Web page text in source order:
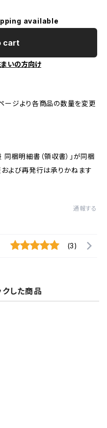
available
cart
いの方向け
ージより各商品の数量を変更
梱明細書（領収書）」が同梱
および再発行は承りかねます
通報する
(3)
した商品